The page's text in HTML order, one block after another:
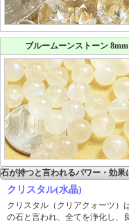
ブルームーンストーン 8mm
石が持つと言われるパワー・効果
クリスタル(水晶)
クリスタル（クリアクォーツ）
の石と言われ、全てを浄化し、